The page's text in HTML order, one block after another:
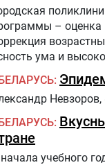
– оценка
ума и
из числа
Невзоров,
учебного